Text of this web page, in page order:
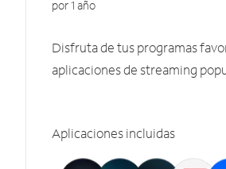
por 1 año
Disfruta de tus programas
aplicaciones de streaming
Aplicaciones incluidas